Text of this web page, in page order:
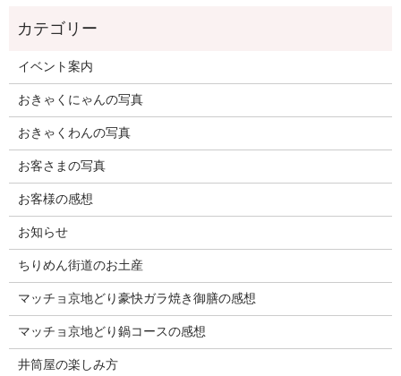
イベント案内
おきゃくにゃんの写真
おきゃくわんの写真
お客さまの写真
お客様の感想
お知らせ
ちりめん街道のお土産
マッチョ京地どり豪快ガラ焼き御膳の感想
マッチョ京地どり鍋コースの感想
井筒屋の楽しみ方